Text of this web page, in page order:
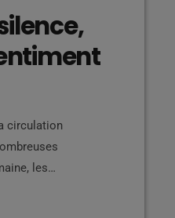
circulation
les
souvent pointé